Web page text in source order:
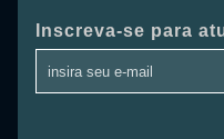
Inscreva-se para